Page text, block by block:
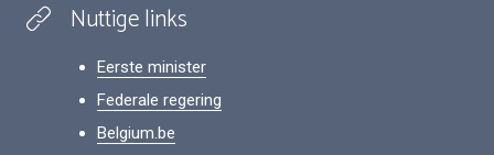
Nuttige links
Eerste minister
Federale regering
Belgium.be